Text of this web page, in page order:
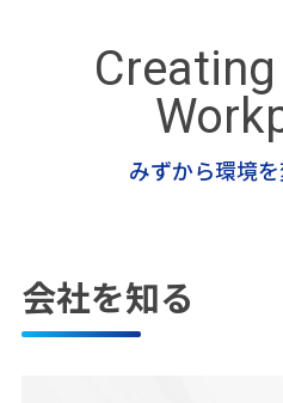
みずから環境
会社を知る